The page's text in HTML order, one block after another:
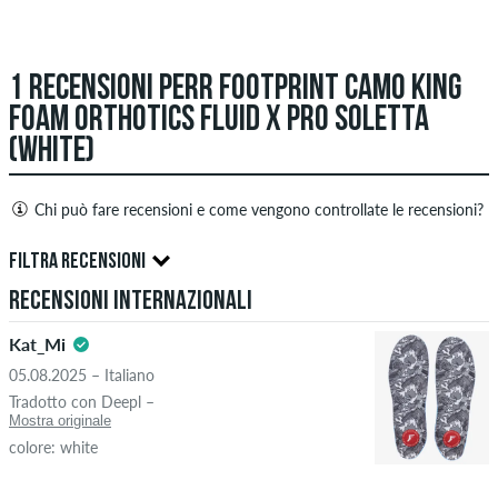
1 RECENSIONI PERR FOOTPRINT CAMO KING
FOAM ORTHOTICS FLUID X PRO SOLETTA
(WHITE)
Chi può fare recensioni e come vengono controllate le recensioni?
Solo le persone con un account cliente skatedeluxe possono
creare recensioni. Saranno pubblicati dopo il nostro
controllo. Pubblichiamo recensioni sia positive che negative.
Le recensioni con contenuti offensivi o osceni e le recensioni
che violano la legge applicabile o i diritti d'autore, nonché
contenenti spam e pubblicità di terze parti non verranno
pubblicate. La valutazione a stelle di un elemento mostra la
media di tutte le valutazioni.
FILTRA RECENSIONI
5.0
STELLE
Recensioni internazionali
Kat_Mi
05.08.2025 – Italiano
Tradotto con Deepl –
Mostra originale
colore: white